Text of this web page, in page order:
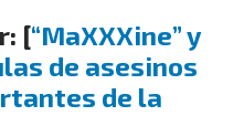
[“MaXXXine” y
de asesinos
de la